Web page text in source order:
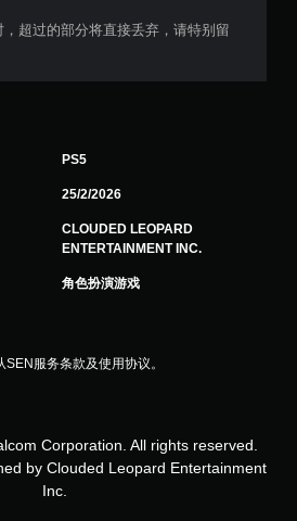
超过的部分将直接丢弃，请特别留
PS5
25/2/2026
CLOUDED LEOPARD
ENTERTAINMENT INC.
角色扮演游戏
服务条款及使用协议。
Corporation. All rights reserved.
by Clouded Leopard Entertainment
Inc.